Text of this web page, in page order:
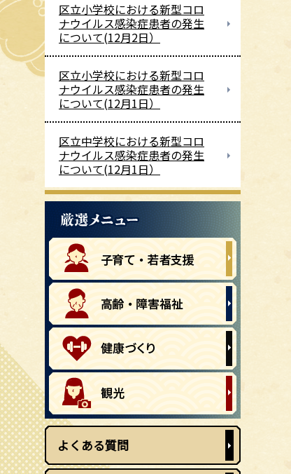
区立小学校における新型コロ
ナウイルス感染症患者の発生
について(12月2日）
区立小学校における新型コロ
ナウイルス感染症患者の発生
について(12月1日）
区立中学校における新型コロ
ナウイルス感染症患者の発生
について(12月1日）
よくある質問